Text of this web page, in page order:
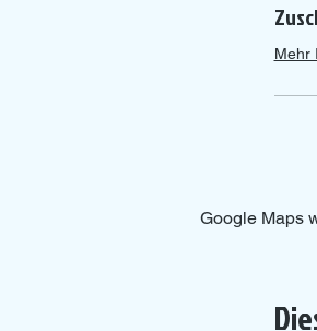
Mehr
Google Maps